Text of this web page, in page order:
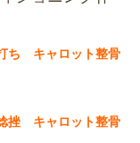
キャロット整骨
キャロット整骨